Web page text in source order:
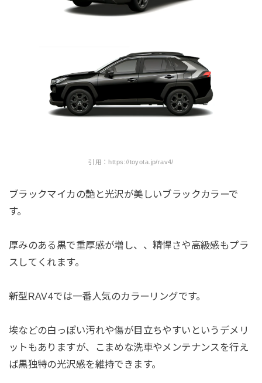
引用：https://toyota.jp/rav4/
ブラックマイカの艶と光沢が美しいブラックカラーで
す。
厚みのある黒で重厚感が増し、、精悍さや高級感もプラ
スしてくれます。
新型RAV4では一番人気のカラーリングです。
埃などの白っぽい汚れや傷が目立ちやすいというデメリ
ットもありますが、こまめな洗車やメンテナンスを行え
ば黒独特の光沢感を維持できます。